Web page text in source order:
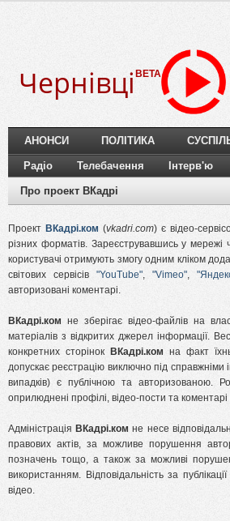
Чернівці BETA
АНОНСИ ПОЛІТИКА
Радіо Телебачення Інтерв'ю
Про проект ВКадрі
Проект ВКадрі.ком (vkadri.com) є відео-
різних форматів. Зареєструвавшись у мережі
користувачі отримують змогу одним кліком
світових сервісів"YouTube","Vimeo",
авторизовані коментарі.
ВКадрі.ком не зберігає відео-файлів на
матеріалів з відкритих джерел інформації.
конкретних сторінок
ВКадрі.ком на факт
допускає реєстрацію виключно під
випадків) є публічною та авторизованою.
оприлюднені профілі, відео-пости та
Адміністрація ВКадрі.ком не несе
правових актів, за можливе порушення
позначень тощо, а також за можливі
використанням. Відповідальність за
відео.